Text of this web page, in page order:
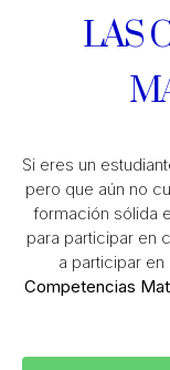
LAS
Si eres un
pero que aún no
formación sólida
para participar en
a participar en
Competencias